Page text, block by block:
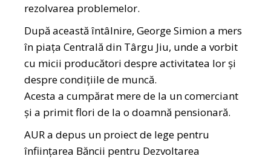
rezolvarea problemelor.
După această întâlnire, George Simion a mers
în piața Centrală din Târgu Jiu, unde a vorbit
cu micii producători despre activitatea lor și
despre condițiile de muncă.
Acesta a cumpărat mere de la un comerciant
și a primit flori de la o doamnă pensionară.
AUR a depus un proiect de lege pentru
înfiinţarea Băncii pentru Dezvoltarea